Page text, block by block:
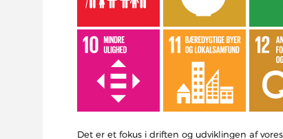
Det er et fokus i driften og udviklingen af